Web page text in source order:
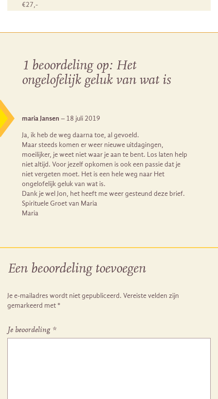
€27,-
1 beoordeling op: Het
ongelofelijk geluk van wat is
maria Jansen – 18 juli 2019
Ja, ik heb de weg daarna toe, al gevoeld.
Maar steeds komen er weer nieuwe uitdagingen,
moeilijker, je weet niet waar je aan te bent. Los laten help
niet altijd. Voor jezelf opkomen is ook een passie dat je
niet vergeten moet. Het is een hele weg naar Het
ongelofelijk geluk van wat is.
Dank je wel Jon, het heeft me weer gesteund deze brief.
Spirituele Groet van Maria
Maria
Een beoordeling toevoegen
Je e-mailadres wordt niet gepubliceerd. Vereiste velden zijn
gemarkeerd met*
Je beoordeling *